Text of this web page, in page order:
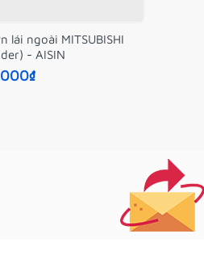
lái ngoài MITSUBISHI
- AISIN